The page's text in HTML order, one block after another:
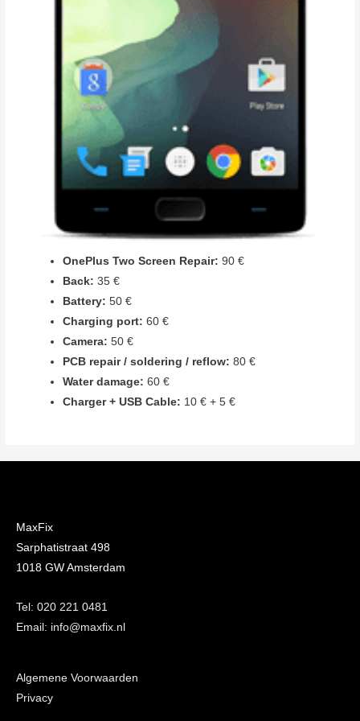
OnePlus Two Screen Repair: 90 €
Back: 35 €
Battery: 50 €
Charging port: 60 €
Camera: 50 €
PCB repair / soldering / reflow: 80 €
Water damage: 60 €
Charger + USB Cable: 10 € + 5 €
MaxFix
Sarphatistraat 498
1018 GW Amsterdam
Tel: 020 221 0481
Email: info@maxfix.nl
Algemene Voorwaarden
Privacy